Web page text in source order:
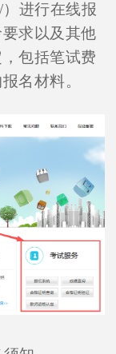
）进行在线报
求以及其他
包括笔试费
名材料。